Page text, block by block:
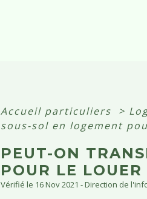
Accueil particuliers >
sous-sol en logement
PEUT-ON
POUR LE LOUER
Vérifié le 16 Nov 2021 - Direction de